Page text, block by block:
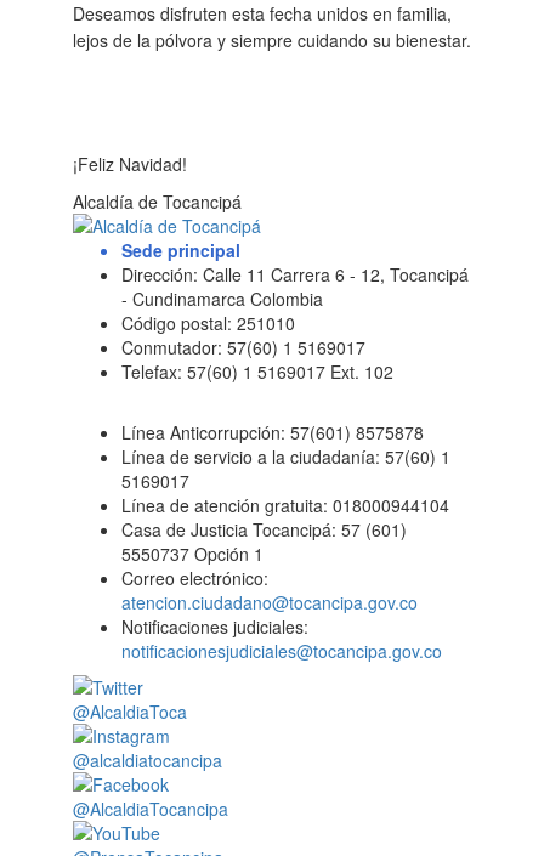
Deseamos disfruten esta fecha unidos en familia,
lejos de la pólvora y siempre cuidando su bienestar.
¡Feliz Navidad!​
Alcaldía de Tocancipá
Sede principal
Dirección: Calle 11 Carrera 6 - 12, Tocancipá
- Cundinamarca Colombia
Código postal: 251010
Conmutador: 57(60) 1 5169017
Telefax: 57(60) 1 5169017 Ext. 102
Línea Anticorrupción: 57(601) 8575878
Línea de servicio a la ciudadanía: 57(60) 1
5169017
Línea de atención gratuita: 018000944104
Casa de Justicia Tocancipá: 57 (601)
5550737 Opción 1
Correo electrónico:
atencion.ciudadano@tocancipa.gov.co
Notificaciones judiciales:
notificacionesjudiciales@tocancipa.gov.co
@AlcaldiaToca
@alcaldiatocancipa
@AlcaldiaTocancipa